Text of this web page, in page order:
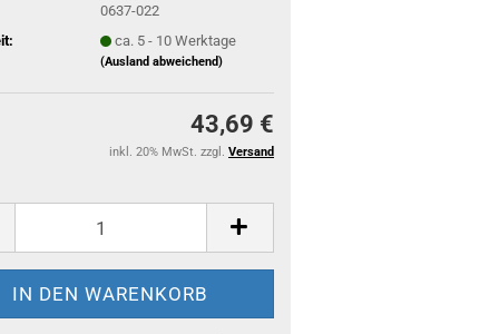
0637-022
ca. 5 - 10 Werktage
(Ausland abweichend)
43,69 €
inkl. 20% MwSt. zzgl. Versand